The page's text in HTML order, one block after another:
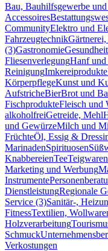
Bau, Bauhilfsgewerbe
Accessoires
CommunityElektro und
Fahrzeugtechnik
(3)Gastronomie
FliesenverlegungHanf
ReinigungImkereiprodukte
KörperpflegeKunst und
AufstricheBierBrot und
FischprodukteFleisch und
alkoholfreiGetreide, Mehl
und GewürzeMilch und
FrüchteÖl, Essig &
MarinadenSpirituosen
KnabbereienTeeTeigwaren
Marketing und Werbung
Instrumente
DienstleistungRegionale
Service (3)Sanitär-,
FitnessTextilien,
Holzverarbeitung
Schmuck
Verkostungen